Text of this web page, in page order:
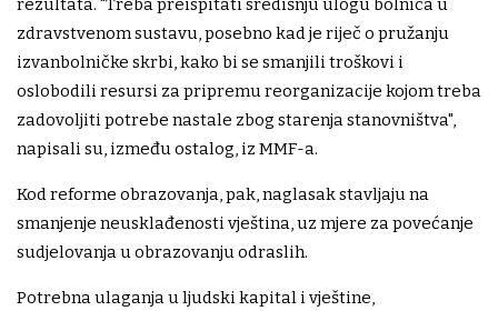
rezultata. "Treba preispitati središnju ulogu bolnica u
zdravstvenom sustavu, posebno kad je riječ o pružanju
izvanbolničke skrbi, kako bi se smanjili troškovi i
oslobodili resursi za pripremu reorganizacije kojom treba
zadovoljiti potrebe nastale zbog starenja stanovništva",
napisali su, između ostalog, iz MMF-a.
Kod reforme obrazovanja, pak, naglasak stavljaju na
smanjenje neusklađenosti vještina, uz mjere za povećanje
sudjelovanja u obrazovanju odraslih.
Potrebna ulaganja u ljudski kapital i vještine,